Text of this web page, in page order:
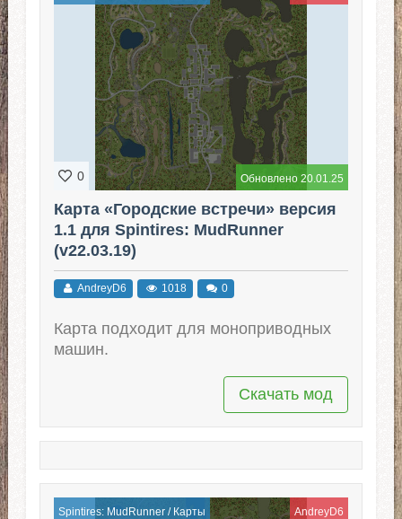
Обновлено 20.01.25
0
Карта «Городские встречи» версия
1.1 для Spintires: MudRunner
(v22.03.19)
AndreyD6 1018 0
Карта подходит для моноприводных
машин.
Скачать мод
Spintires: MudRunner/ Карты AndreyD6